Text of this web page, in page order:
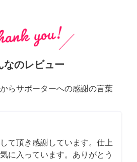
なのレビュー
らサポーターへの感謝の言葉
て頂き感謝しています。仕上
に入っています。ありがとう